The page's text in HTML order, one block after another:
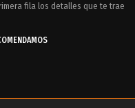
fila los detalles que te trae